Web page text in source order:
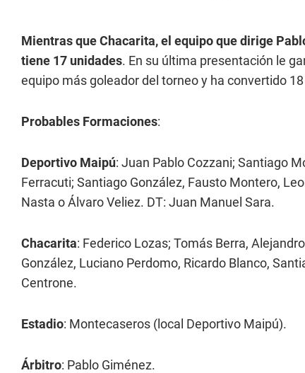
Mientras que Chacarita, el equipo que dirige
tiene 17 unidades. En su última presentación le
equipo más goleador del torneo y ha convertido
Probables Formaciones:
Deportivo Maipú: Juan Pablo Cozzani; Santiago
Ferracuti; Santiago González, Fausto Montero,
Nasta o Álvaro Veliez. DT: Juan Manuel Sara.
Chacarita: Federico Lozas; Tomás Berra,
González, Luciano Perdomo, Ricardo Blanco,
Centrone.
Estadio: Montecaseros (local Deportivo Maipú).
Árbitro: Pablo Giménez.